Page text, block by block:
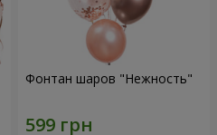
Фонтан шаров "Нежность"